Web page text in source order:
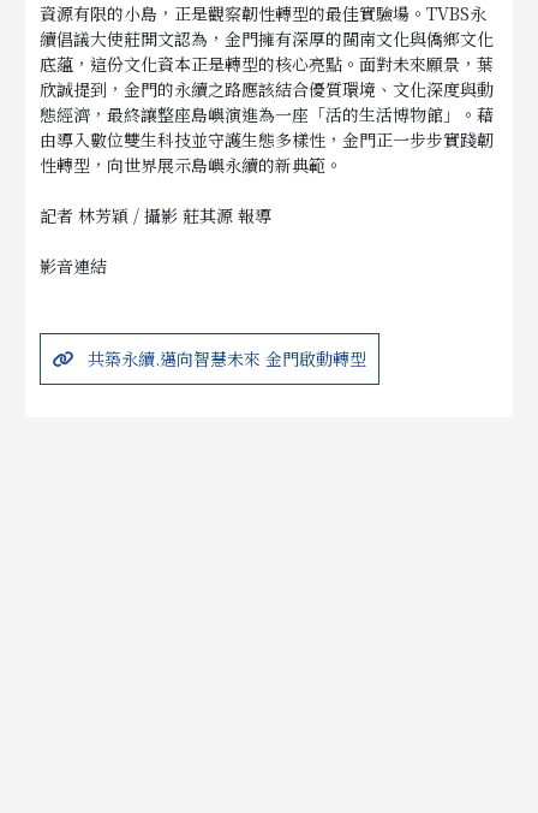
資源有限的小島，正是觀察韌性轉型的最佳實驗場。TVBS永
續倡議大使莊開文認為，金門擁有深厚的閩南文化與僑鄉文化
底蘊，這份文化資本正是轉型的核心亮點。面對未來願景，葉
欣誠提到，金門的永續之路應該結合優質環境、文化深度與動
態經濟，最終讓整座島嶼演進為一座「活的生活博物館」。藉
由導入數位雙生科技並守護生態多樣性，金門正一步步實踐韌
性轉型，向世界展示島嶼永續的新典範。
記者 林芳穎 / 攝影 莊其源 報導
影音連結
共築永續.邁向智慧未來 金門啟動轉型